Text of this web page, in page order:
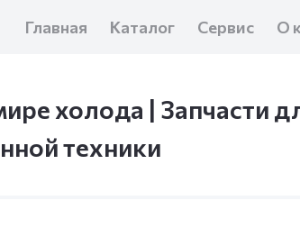
Главная Каталог Сервис О
холода | Запчасти
техники